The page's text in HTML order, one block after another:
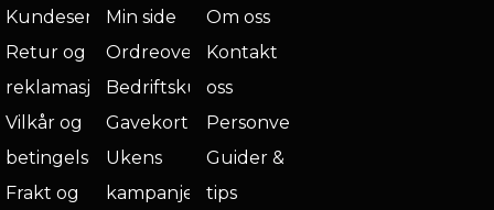
Kundeservice
Retur og
reklamasjon
Vilkår og
betingelser
Frakt og
Min side
Ordreoversikt
Bedriftskunde
Gavekort
Ukens
kampanje
Om oss
Kontakt
oss
Personvern
Guider &
tips